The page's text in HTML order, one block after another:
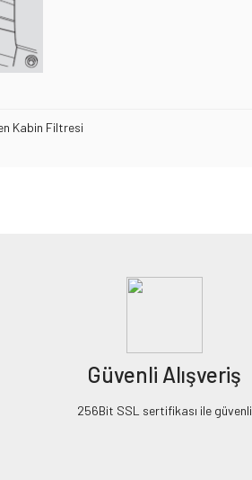
Kabin Filtresi
Güvenli Alışveriş
256Bit SSL sertifikası ile güvenli